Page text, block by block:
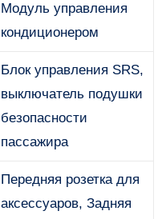
Модуль управления
кондиционером
Блок управления SRS,
выключатель подушки
безопасности
пассажира
Передняя розетка для
аксессуаров, Задняя